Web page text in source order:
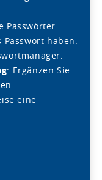
Passwörter.
haben.
: Ergänzen Sie
eine